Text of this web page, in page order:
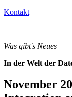
Kontakt
Was gibt's Neues
In der Welt der
November